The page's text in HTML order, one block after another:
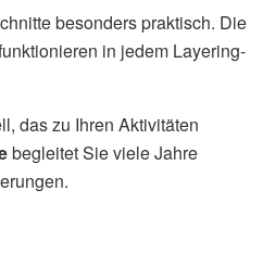
besonders praktisch. Die
in jedem Layering-
das zu Ihren Aktivitäten
begleitet Sie viele Jahre